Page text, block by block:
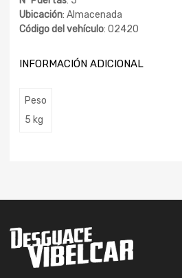
Ubicación: Almacenada
Código del vehículo: 02420
INFORMACIÓN ADICIONAL
Peso
5 kg